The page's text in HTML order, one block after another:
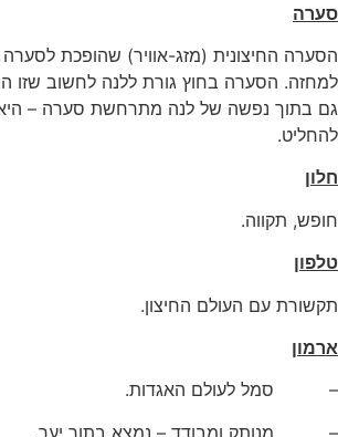
סערה
הסערה החיצונית (מזג-אוויר) שהופכת לסערה
למחזה. הסערה בחוץ גורת ללנה לחשוב שזו
גם בתוך נפשה של לנה מתרחשת סערה –
להחליט.
חלון
חופש, תקווה.
טלפון
תקשורת עם העולם החיצון.
ארמון
– סמל לעולם האגדות.
– מנותק ומבודד – נמצא בתוך יער.